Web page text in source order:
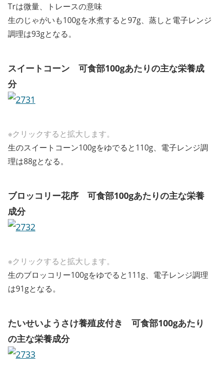
Trは微量、トレースの意味
生のじゃがいも100gを水煮すると97g、蒸しと電子レンジ
調理は93gとなる。
スイートコーン 可食部100gあたりの主な栄養成
分
※クリックすると拡大します。
生のスイートコーン100gをゆでると110g、電子レンジ調
理は88gとなる。
ブロッコリー花序 可食部100gあたりの主な栄養
成分
※クリックすると拡大します。
生のブロッコリー100gをゆでると111g、電子レンジ調理
は91gとなる。
たいせいようさけ養殖皮付き 可食部100gあたり
の主な栄養成分